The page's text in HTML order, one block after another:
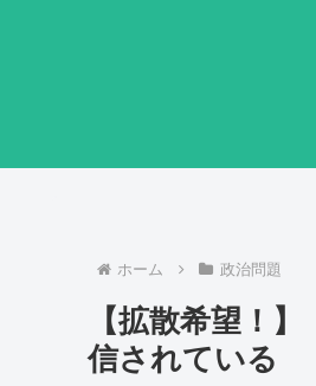
ホーム 政治問題
【拡散希望！
信されている